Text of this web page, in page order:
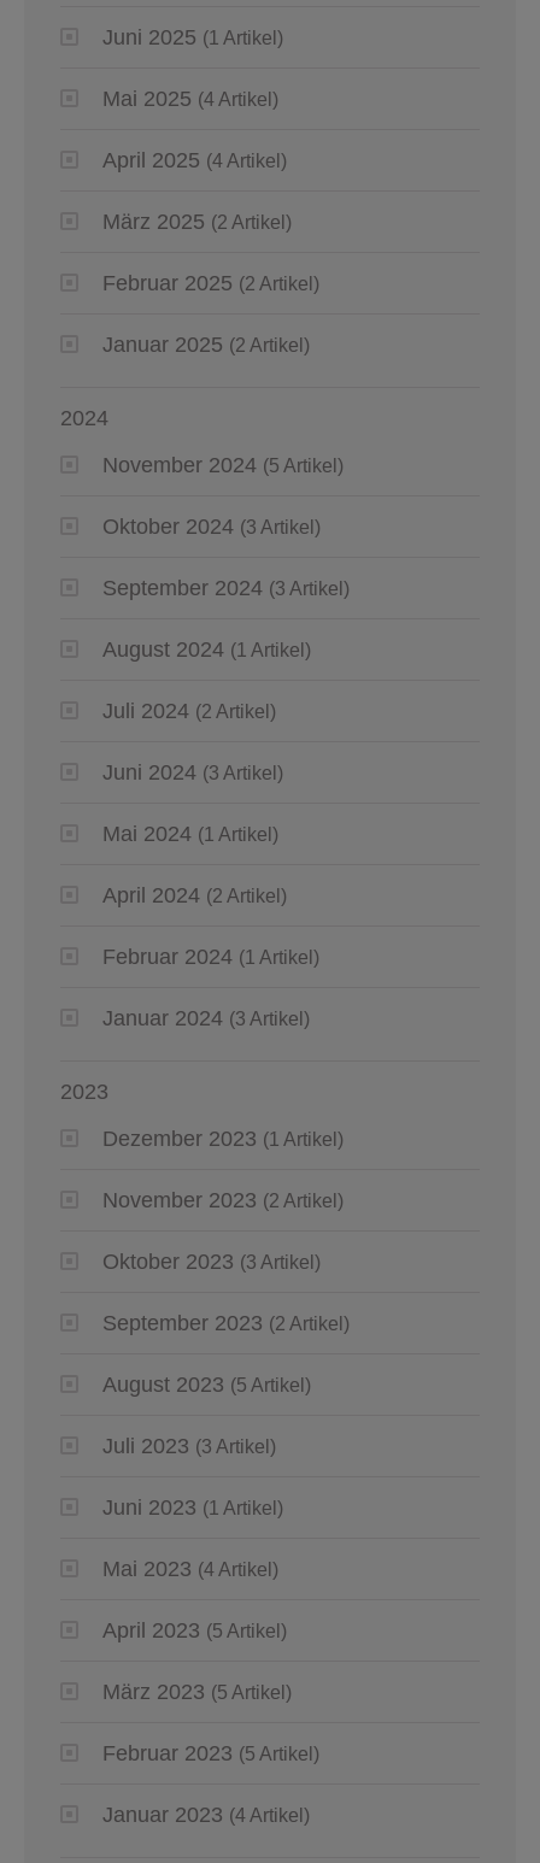
Juni 2025 (1 Artikel)
Mai 2025 (4 Artikel)
April 2025 (4 Artikel)
März 2025 (2 Artikel)
Februar 2025 (2 Artikel)
Januar 2025 (2 Artikel)
2024
November 2024 (5 Artikel)
Oktober 2024 (3 Artikel)
September 2024 (3 Artikel)
August 2024 (1 Artikel)
Juli 2024 (2 Artikel)
Juni 2024 (3 Artikel)
Mai 2024 (1 Artikel)
April 2024 (2 Artikel)
Februar 2024 (1 Artikel)
Januar 2024 (3 Artikel)
2023
Dezember 2023 (1 Artikel)
November 2023 (2 Artikel)
Oktober 2023 (3 Artikel)
September 2023 (2 Artikel)
August 2023 (5 Artikel)
Juli 2023 (3 Artikel)
Juni 2023 (1 Artikel)
Mai 2023 (4 Artikel)
April 2023 (5 Artikel)
März 2023 (5 Artikel)
Februar 2023 (5 Artikel)
Januar 2023 (4 Artikel)